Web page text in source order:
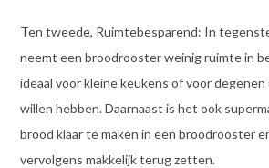
Ten tweede, Ruimtebesparend: In
neemt een broodrooster weinig ruimte in
ideaal voor kleine keukens of voor
willen hebben. Daarnaast is het ook
brood klaar te maken in een broodrooster
vervolgens makkelijk terug zetten.